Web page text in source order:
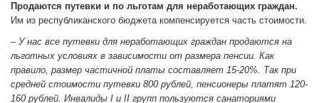
Продаются путевки и по льготам для неработающих граждан.
Им из республиканского бюджета компенсируется часть стоимости.
– У нас все путевки для неработающих граждан продаются на
льготных условиях в зависимости от размера пенсии. Как
правило, размер частичной платы составляет 15-20%. Так при
средней стоимости путевки 800 рублей, пенсионеры платят 120-
160 рублей. Инвалиды I и II групп пользуются санаториями